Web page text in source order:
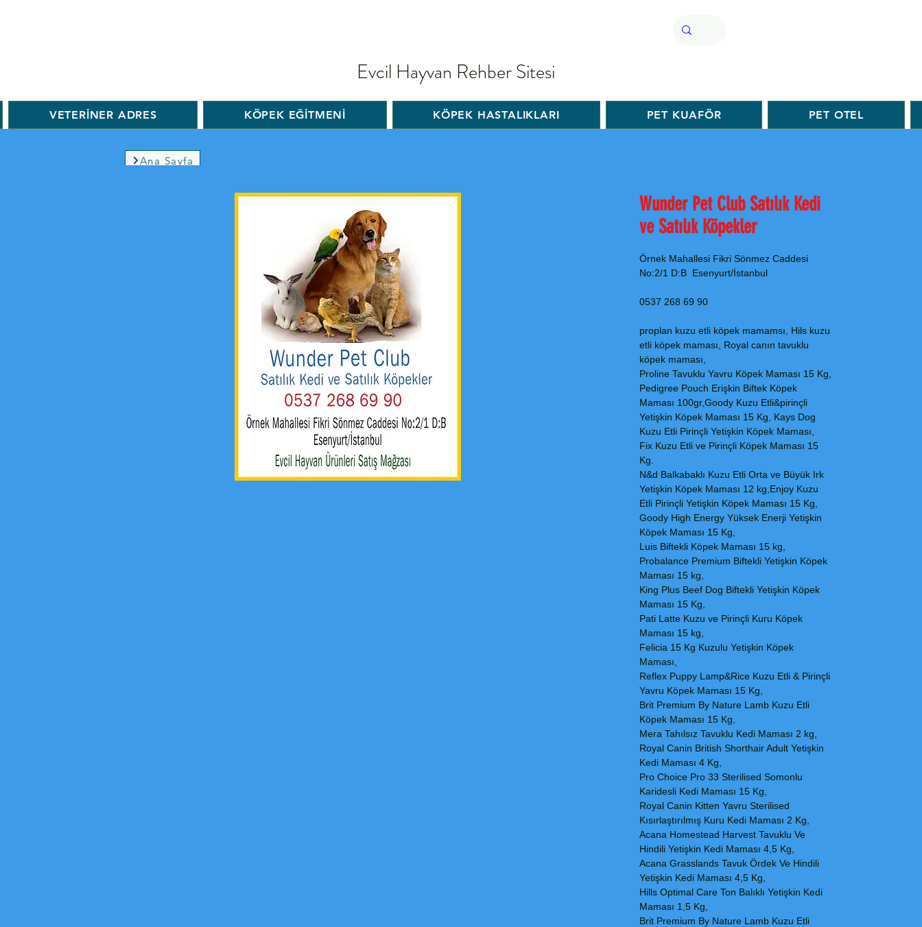
Evcil Hayvan Rehber Sitesi
VETERİNER ADRES KÖPEK EĞİTMENİ KÖPEK HASTALIKLARI PET KUAFÖR PET OTEL
Ana Sayfa
Wunder Pet Club Satılık Kedi
ve Satılık Köpekler
Örnek Mahallesi Fikri Sönmez Caddesi
No:2/1 D:B Esenyurt/İstanbul
0537 268 69 90
proplan kuzu etli köpek mamamsı, Hils kuzu
etli köpek maması, Royal canın tavuklu
köpek maması,
Proline Tavuklu Yavru Köpek Maması 15 Kg,
Pedigree Pouch Erişkin Biftek Köpek
Maması 100gr,Goody Kuzu Etli&pirinçli
Yetişkin Köpek Maması 15 Kg, Kays Dog
Kuzu Etli Pirinçli Yetişkin Köpek Maması,
Fix Kuzu Etli ve Pirinçli Köpek Maması 15
Kg.
N&d Balkabaklı Kuzu Etli Orta ve Büyük Irk
Yetişkin Köpek Maması 12 kg,Enjoy Kuzu
Etli Pirinçli Yetişkin Köpek Maması 15 Kg,
Goody High Energy Yüksek Enerji Yetişkin
Köpek Maması 15 Kg,
Luis Biftekli Köpek Maması 15 kg,
Probalance Premium Biftekli Yetişkin Köpek
Maması 15 kg,
King Plus Beef Dog Biftekli Yetişkin Köpek
Maması 15 Kg,
Pati Latte Kuzu ve Pirinçli Kuru Köpek
Maması 15 kg,
Felicia 15 Kg Kuzulu Yetişkin Köpek
Maması,
Reflex Puppy Lamp&Rice Kuzu Etli & Pirinçli
Yavru Köpek Maması 15 Kg,
Brit Premium By Nature Lamb Kuzu Etli
Köpek Maması 15 Kg,
Mera Tahılsız Tavuklu Kedi Maması 2 kg,
Royal Canin British Shorthair Adult Yetişkin
Kedi Maması 4 Kg,
Pro Choice Pro 33 Sterilised Somonlu
Karidesli Kedi Maması 15 Kg,
Royal Canin Kitten Yavru Sterilised
Kısırlaştırılmış Kuru Kedi Maması 2 Kg,
Acana Homestead Harvest Tavuklu Ve
Hindili Yetişkin Kedi Maması 4,5 Kg,
Acana Grasslands Tavuk Ördek Ve Hindili
Yetişkin Kedi Maması 4,5 Kg,
Hills Optimal Care Ton Balıklı Yetişkin Kedi
Maması 1,5 Kg,
Brit Premium By Nature Lamb Kuzu Etli